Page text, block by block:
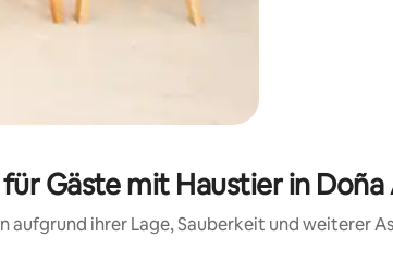
Gäste mit Haustier in
aufgrund ihrer Lage, Sauberkeit und weiterer